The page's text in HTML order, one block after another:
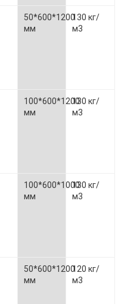
50*600*1200
мм
130 кг/
м3
100*600*1200
мм
130 кг/
м3
100*600*1000
мм
130 кг/
м3
50*600*1200
мм
120 кг/
м3